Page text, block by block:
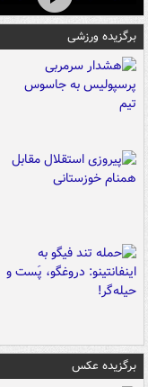
برگزیده ورزشی
برگزیده عکس